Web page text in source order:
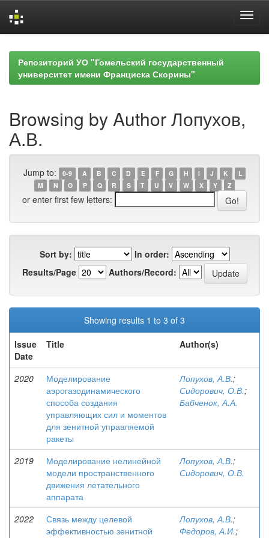
navigationРепозиторий УО "Гомельский государственный
университет имени Франциска Скорины"
Browsing by Author Лопухов,
А.В.
Jump to: 0-9 A B C D E F G H I J K
L
M
N O P Q R S T U V W X Y Z
or enter first few letters:
Sort by:
In order:
Results/Page
Authors/Record:
Showing results 1 to 3 of 3
Issue
Date
Title Author(s)
2020
Моделирование
аэрогазодинамического
способа создания
управляющих сил и моментов
для зенитной управляемой
ракеты
Лопухов, А.В.;
Сидорович, О.В.;
Бабченок, А.А.
2019
Моделирование нелинейной
модели пространственного
движения летательного
аппарата
Лопухов, А.В.;
Сидорович, О.В.
2022
Связь между целевой
эффективностью зенитной
Лопухов, А.В.;
Федоров, А.И.;